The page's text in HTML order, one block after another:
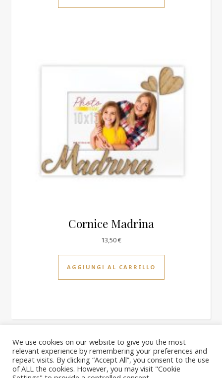
Cornice Madrina
13,50€
AGGIUNGI AL CARRELLO
2026 PhotoQuick ©
Homepage il nostro negozio Carrello Blog Chi siamo
We use cookies on our website to give you the most
relevant experience by remembering your preferences and
repeat visits. By clicking “Accept All”, you consent to the use
of ALL the cookies. However, you may visit "Cookie